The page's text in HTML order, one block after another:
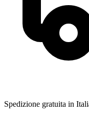
Spedizione gratuita in